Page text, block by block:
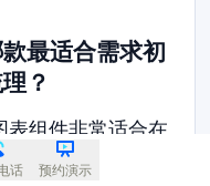
最适合需求初
？
组件非常适合在
制数据流图和指
话 预约演示